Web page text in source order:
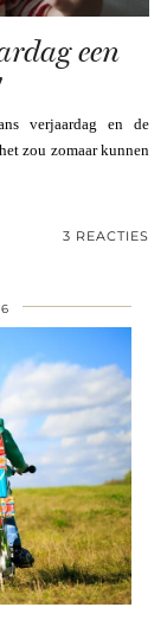
een
verjaardag en de
zou zomaar kunnen
3 REACTIES